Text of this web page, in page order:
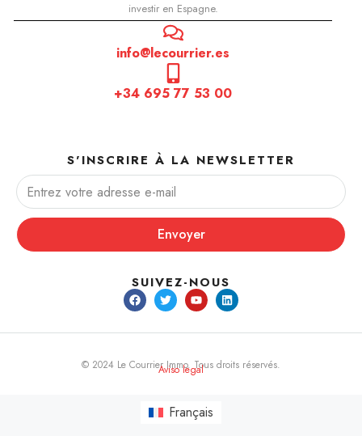
investir en Espagne.
info@lecourrier.es
+34 695 77 53 00
S'INSCRIRE À LA NEWSLETTER
Envoyer
SUIVEZ-NOUS
© 2024 Le Courrier Immo. Tous droits réservés.
Aviso legal
Français